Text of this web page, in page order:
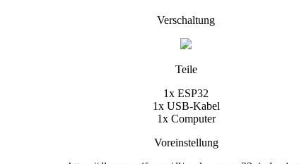
Verschaltung
Teile
1x ESP32
1x USB-Kabel
1x Computer
Voreinstellung